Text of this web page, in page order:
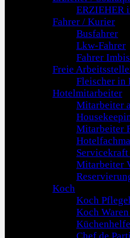
ERZIEHER
Fahrer / Kurier
Busfahrer
Lkw-Fahrer
Fahrer
Freie
Fleischer in
Hotelmitarbeiter
Mitarbeiter
Mitarbeiter
Mitarbeiter
Koch
Koch
Koch